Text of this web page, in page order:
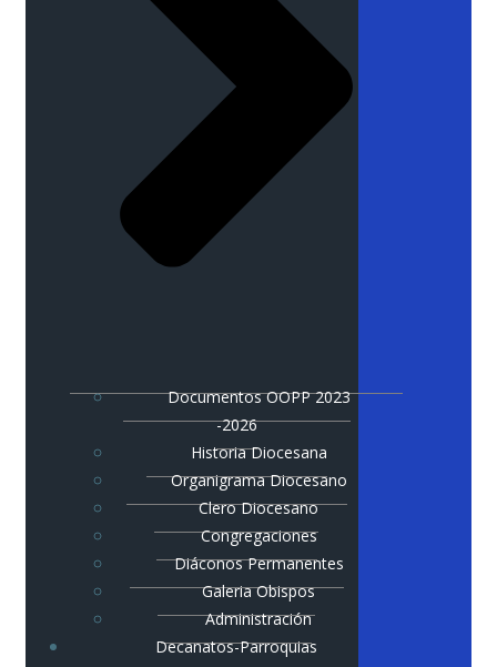
Documentos OOPP 2023
-2026
Historia Diocesana
Organigrama Diocesano
Clero Diocesano
Congregaciones
Diáconos Permanentes
Galeria Obispos
Administración
Decanatos-Parroquias